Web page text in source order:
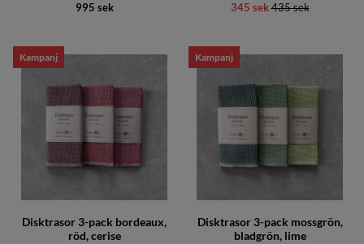
995 sek 345 sekOrdinarie pris:
435 sek
Kampanj
Disktrasor 3-pack bordeaux,
röd, cerise
Kampanj
Disktrasor 3-pack mossgrön,
bladgrön, lime